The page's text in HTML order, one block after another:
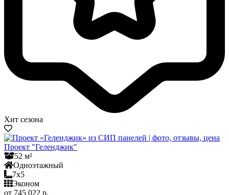
Хит сезона
Проект "Геленджик"
52 м²
Одноэтажный
7x5
Эконом
от 745 022 р.